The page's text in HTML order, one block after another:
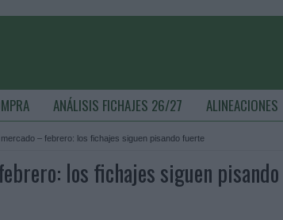
ANÁLISIS FICHAJES 26/27 ALINEACIONES
– febrero: los fichajes siguen pisando fuerte
los fichajes siguen pisando